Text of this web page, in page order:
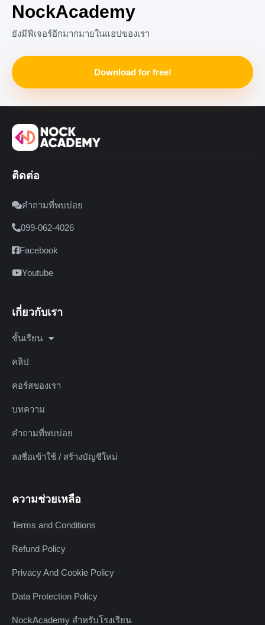
NockAcademy
ยังมีฟีเจอร์อีกมากมายในแอปของเรา
Download for free!
ติดต่อ
คำถามที่พบบ่อย
099-062-4026
Facebook
Youtube
เกี่ยวกับเรา
ชั้นเรียน
คลิป
คอร์สของเรา
บทความ
คำถามที่พบบ่อย
ลงชื่อเข้าใช้ / สร้างบัญชีใหม่
ความช่วยเหลือ
Terms and Conditions
Refund Policy
Privacy And Cookie Policy
Data Protection Policy
NockAcademy สำหรับโรงเรียน